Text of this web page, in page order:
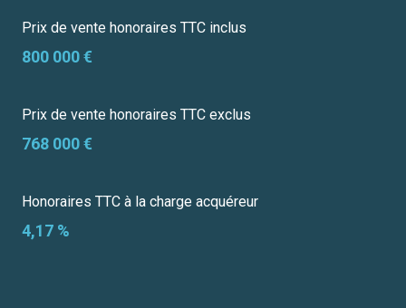
Prix de vente honoraires TTC inclus
800 000 €
Prix de vente honoraires TTC exclus
768 000 €
Honoraires TTC à la charge acquéreur
4,17 %